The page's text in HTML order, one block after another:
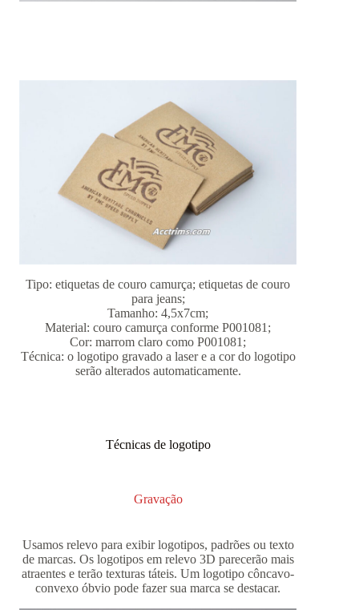
Tipo: etiquetas de couro camurça; etiquetas de couro
para jeans;
Tamanho: 4,5x7cm;
Material: couro camurça conforme P001081;
Cor: marrom claro como P001081;
Técnica: o logotipo gravado a laser e a cor do logotipo
serão alterados automaticamente.
Técnicas de logotipo
Gravação
Usamos relevo para exibir logotipos, padrões ou texto
de marcas. Os logotipos em relevo 3D parecerão mais
atraentes e terão texturas táteis. Um logotipo côncavo-
convexo óbvio pode fazer sua marca se destacar.